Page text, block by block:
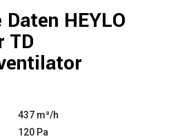
HEYLO
TD
437 m³/h
120 Pa